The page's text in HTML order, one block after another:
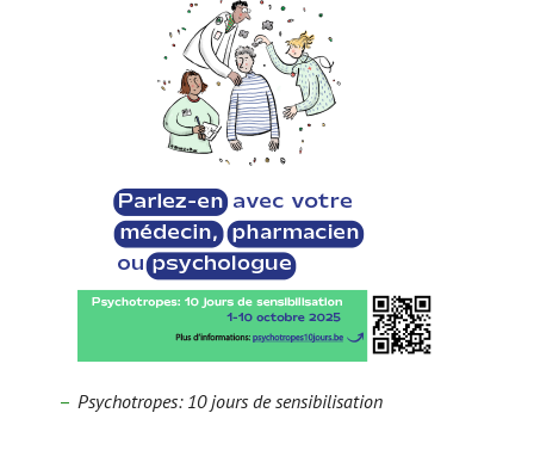
Psychotropes: 10 jours de sensibilisation